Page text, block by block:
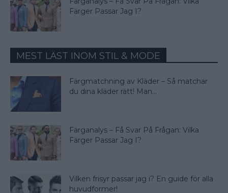
Färger Passar Jag I?
MEST LÄST INOM STIL & MODE
Färgmatchning av Kläder – Så matchar
du dina kläder rätt! Man...
Färganalys – Få Svar På Frågan: Vilka
Färger Passar Jag I?
Vilken frisyr passar jag i? En guide för alla
huvudformer!